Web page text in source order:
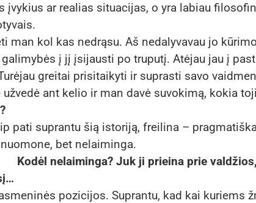
įvykius ar realias situacijas, o yra labiau
man kol kas nedrąsu. Aš nedalyvavau jo
į jį įsijausti po truputį. Atėjau jau į
greitai prisitaikyti ir suprasti savo
ant kelio ir man davė suvokimą, kokia
pati suprantu šią istoriją, freilina –
bet nelaiminga.
Kodėl nelaiminga? Juk ji prieina prie
pozicijos. Suprantu, kad kai kuriems